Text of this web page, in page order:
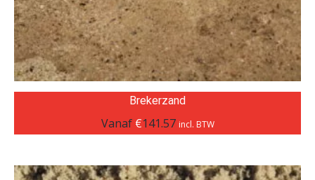
Brekerzand
Vanaf €141.57 incl. BTW